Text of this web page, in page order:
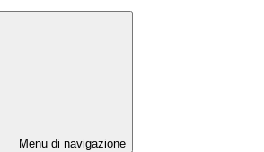
Menu di navigazione